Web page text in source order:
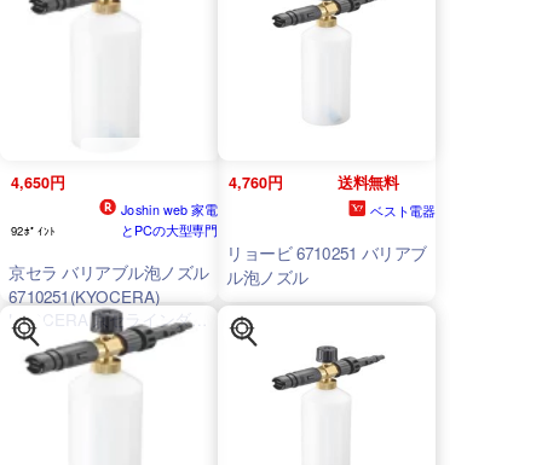
4,650円
92ﾎﾟｲﾝﾄ
Joshin web 家電
とPCの大型専門
京セラ バリアブル泡ノズル
6710251(KYOCERA)
KYOCERA 京セラインダス
トリアルツールズ
[6710251KYOCERA]
4,760円 送料無料
ベスト電器
リョービ 6710251 バリアブ
ル泡ノズル